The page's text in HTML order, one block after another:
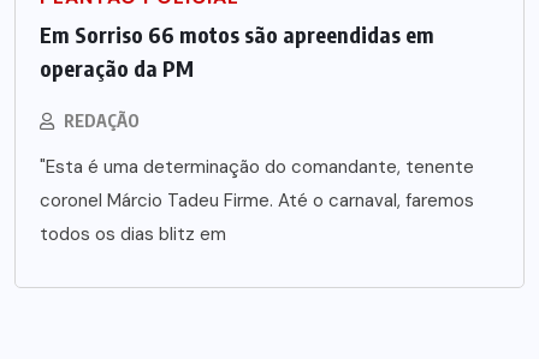
Em Sorriso 66 motos são apreendidas em
operação da PM
REDAÇÃO
"Esta é uma determinação do comandante, tenente
coronel Márcio Tadeu Firme. Até o carnaval, faremos
todos os dias blitz em